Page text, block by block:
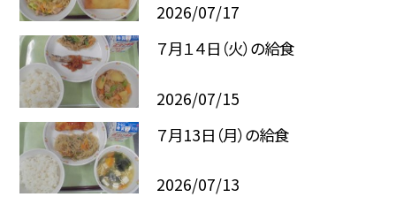
2026/07/17
７月１４日（火）の給食
2026/07/15
７月13日（月）の給食
2026/07/13